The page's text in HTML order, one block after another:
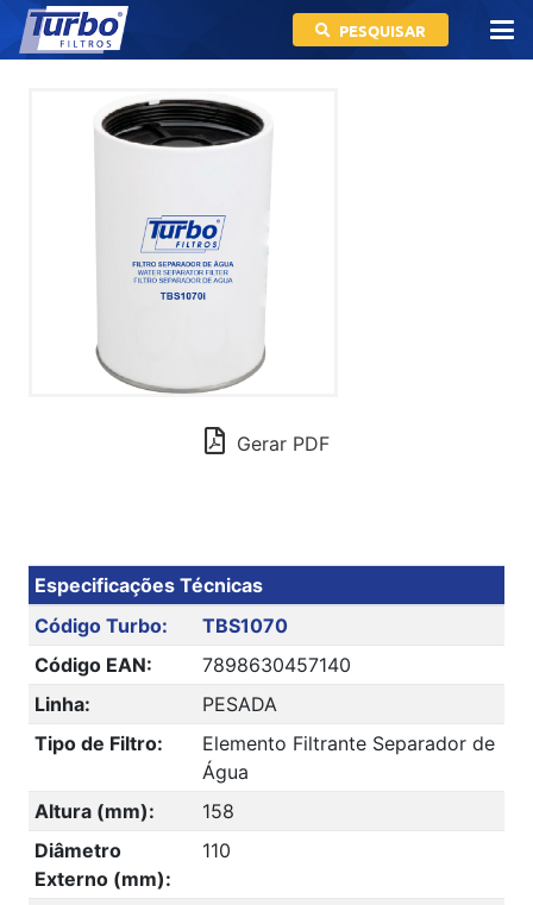
PESQUISAR
Gerar PDF
Especificações Técnicas
Código Turbo:
TBS1070
Código EAN:
7898630457140
Linha:
PESADA
Tipo de Filtro:
Elemento Filtrante Separador de
Água
Altura (mm):
158
Diâmetro
Externo (mm):
110